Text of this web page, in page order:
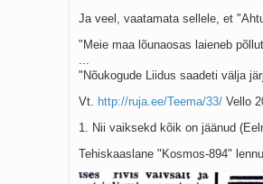
Ja veel, vaatamata sellele, et
"Meie maa lõunaosas laieneb
...
"Nõukogude Liidus saadeti välja
Vt. http://ruja.ee/Teema/33/ Vello
1. Nii vaiksekd kõik on jäänud
Tehiskaaslane "Kosmos-894"